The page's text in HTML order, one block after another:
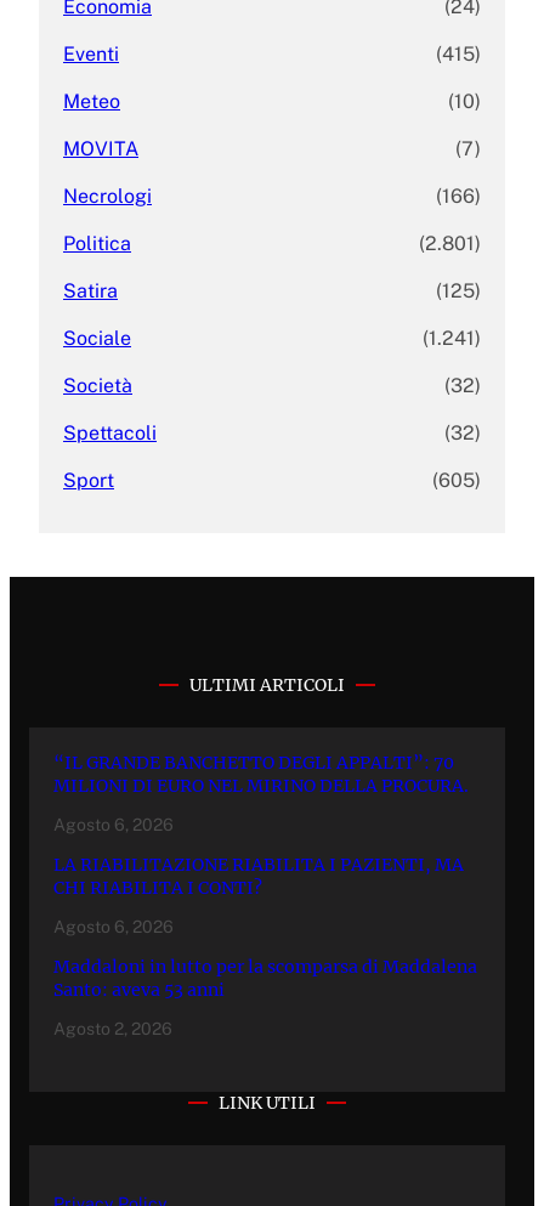
Economia (24)
Eventi (415)
Meteo (10)
MOVITA (7)
Necrologi (166)
Politica (2.801)
Satira (125)
Sociale (1.241)
Società (32)
Spettacoli (32)
Sport (605)
ULTIMI ARTICOLI
“IL GRANDE BANCHETTO DEGLI APPALTI”: 70
MILIONI DI EURO NEL MIRINO DELLA PROCURA.
Agosto 6, 2026
LA RIABILITAZIONE RIABILITA I PAZIENTI, MA
CHI RIABILITA I CONTI?
Agosto 6, 2026
Maddaloni in lutto per la scomparsa di Maddalena
Santo: aveva 53 anni
Agosto 2, 2026
LINK UTILI